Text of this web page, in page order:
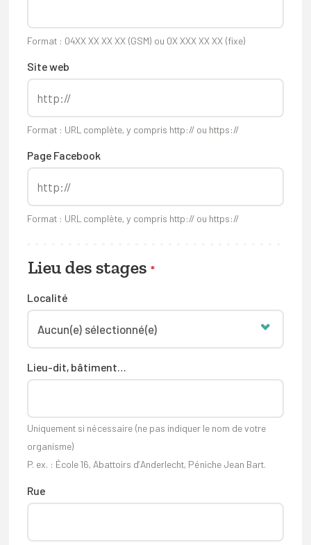
Format : 04XX XX XX XX (GSM) ou 0X XXX XX XX (fixe)
Site web
Format : URL complète, y compris http:// ou https://
Page Facebook
Format : URL complète, y compris http:// ou https://
Lieu des stages *
Localité
Lieu-dit, bâtiment…
Uniquement si nécessaire (ne pas indiquer le nom de votre
organisme)
P. ex. : École 16, Abattoirs d’Anderlecht, Péniche Jean Bart.
Rue